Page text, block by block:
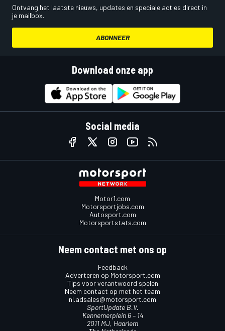
Ontvang het laatste nieuws, updates en speciale acties direct in
je mailbox.
ABONNEER
Download onze app
Social media
Motor1.com
Motorsportjobs.com
Autosport.com
Motorsportstats.com
Neem contact met ons op
Feedback
Adverteren op Motorsport.com
Tips voor verantwoord spelen
Neem contact op met het team
nl.adsales@motorsport.com
SportUpdate B.V.
Kennemerplein 6 – 14
2011 MJ, Haarlem